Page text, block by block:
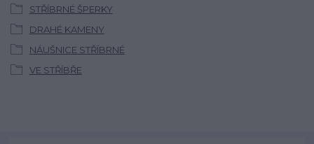
STŘÍBRNÉ ŠPERKY
DRAHÉ KAMENY
NÁUŠNICE STŘÍBRNÉ
VE STŘÍBŘE